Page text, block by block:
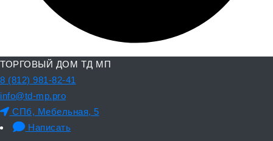
ТОРГОВЫЙ ДОМ ТД МП
8 (812) 981-82-41
info@td-mp.pro
СПб, Мебельная, 5
Написать